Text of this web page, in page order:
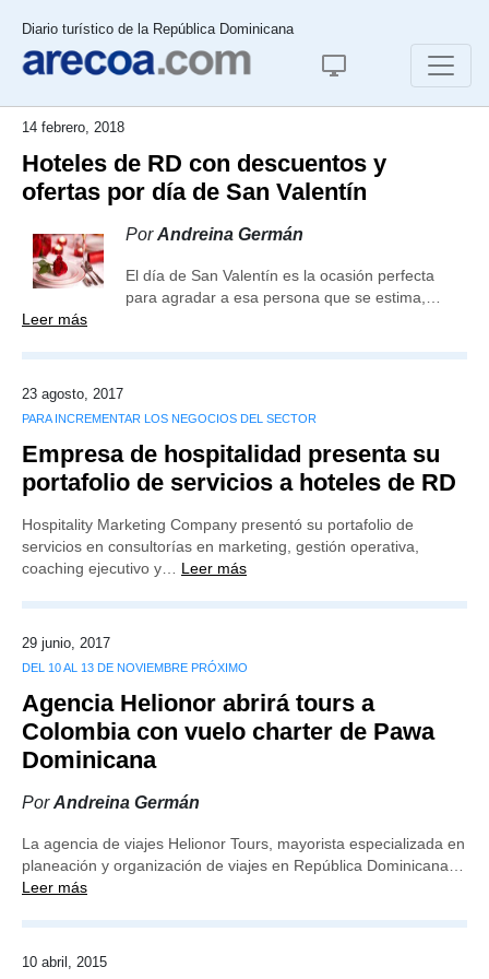
Diario turístico de la República Dominicana
14 febrero, 2018
Hoteles de RD con descuentos y
ofertas por día de San Valentín
PorAndreina Germán
El día de San Valentín es la ocasión perfecta
para agradar a esa persona que se estima,…
Leer más
23 agosto, 2017
PARA INCREMENTAR LOS NEGOCIOS DEL SECTOR
Empresa de hospitalidad presenta su
portafolio de servicios a hoteles de RD
Hospitality Marketing Company presentó su portafolio de
servicios en consultorías en marketing, gestión operativa,
coaching ejecutivo y… Leer más
29 junio, 2017
DEL 10 AL 13 DE NOVIEMBRE PRÓXIMO
Agencia Helionor abrirá tours a
Colombia con vuelo charter de Pawa
Dominicana
PorAndreina Germán
La agencia de viajes Helionor Tours, mayorista especializada en
planeación y organización de viajes en República Dominicana…
Leer más
10 abril, 2015